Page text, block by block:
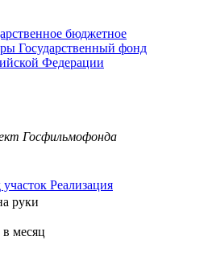
бюджетное
Государственный фонд
Федерации
Госфильмофонда
Реализация
руки
месяц